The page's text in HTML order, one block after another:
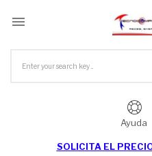

Ayuda
SOLICITA EL